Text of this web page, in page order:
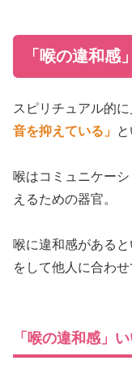
「喉の違和感
スピリチュアル的に
音を抑えている」
喉はコミュニケー
えるための器官。
喉に違和感がある
をして他人に合わ
「喉の違和感」